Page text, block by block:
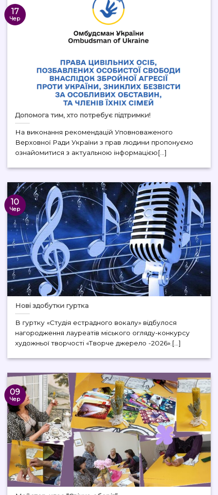
Допомога тим, хто потребує підтримки!
На виконання рекомендацій Уповноваженого
Верховної Ради України з прав людини пропонуємо
ознайомитися з актуальною інформацією[...]
17
Чер
Нові здобутки гуртка
В гуртку «Студія естрадного вокалу» відбулося
нагородження лауреатів міського огляду-конкурсу
художньої творчості «Творче джерело -2026».[...]
10
Чер
09
Чер